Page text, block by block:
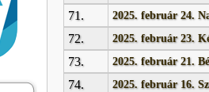
71. 2025. február 24.
72. 2025. február 23.
73. 2025. február 21.
74. 2025. február 16.